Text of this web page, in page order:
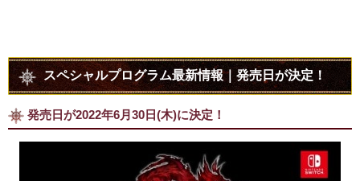
スペシャルプログラム最新情報｜発売日が決定！
発売日が2022年6月30日(木)に決定！